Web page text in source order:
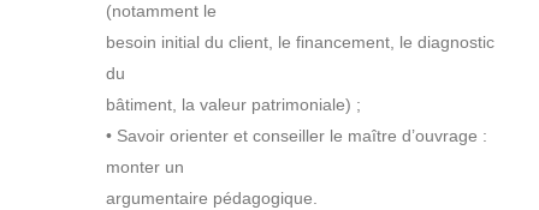
(notamment le
besoin initial du client, le financement, le diagnostic
du
bâtiment, la valeur patrimoniale) ;
• Savoir orienter et conseiller le maître d’ouvrage :
monter un
argumentaire pédagogique.